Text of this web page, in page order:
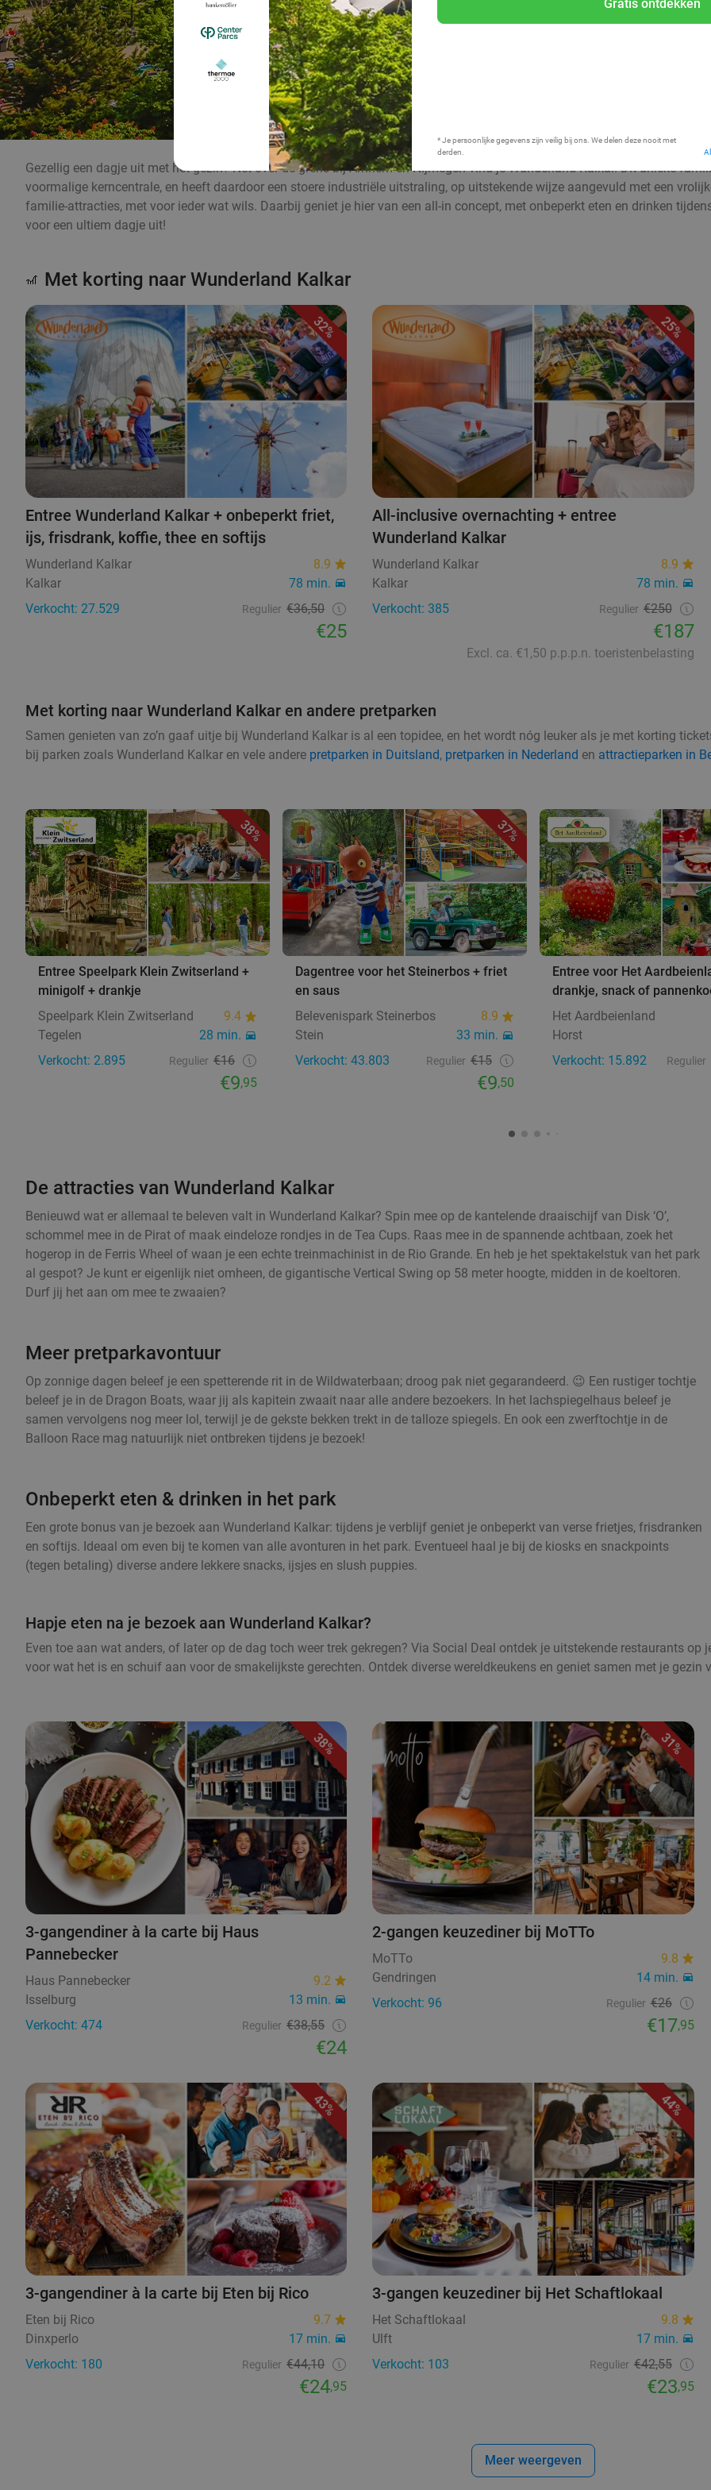
Gratis ontdekken
* Je persoonlijke gegevens zijn veilig bij ons. We delen deze nooit met
derden.
Gezellig een dagje uit met het gezin? Net over de grens bij Arnhem en Nijmegen vind je Wunderland Kalkar. Dit unieke
voormalige kerncentrale, en heeft daardoor een stoere industriële uitstraling, op uitstekende wijze aangevuld met een
familie-attracties, met voor ieder wat wils. Daarbij geniet je hier van een all-in concept, met onbeperkt eten en drinken
voor een ultiem dagje uit!
🎢 Met korting naar Wunderland Kalkar
32%
Entree Wunderland Kalkar + onbeperkt friet,
ijs, frisdrank, koffie, thee en softijs
Wunderland Kalkar
8.9
Kalkar
78 min.
Verkocht: 27.529
Regulier €36,50
€25
25%
All-inclusive overnachting + entree
Wunderland Kalkar
Wunderland Kalkar
8.9
Kalkar
78 min.
Verkocht: 385
Regulier €250
€187
Excl. ca. €1,50 p.p.p.n. toeristenbelasting
Met korting naar Wunderland Kalkar en andere pretparken
Samen genieten van zo’n gaaf uitje bij Wunderland Kalkar is al een topidee, en het wordt nóg leuker als je met korting
bij parken zoals Wunderland Kalkar en vele andere pretparken in Duitsland, pretparken in Nederland en attractieparken in
38%
Entree Speelpark Klein Zwitserland +
minigolf + drankje
Speelpark Klein Zwitserland
9.4
Tegelen
28 min.
Verkocht: 2.895
Regulier €16
€9,95
37%
Dagentree voor het Steinerbos + friet
en saus
Belevenispark Steinerbos
8.9
Stein
33 min.
Verkocht: 43.803
Regulier €15
€9,50
Entree voor Het
drankje, snack of
Het Aardbeienland
Horst
Verkocht: 15.892
Regulier
De attracties van Wunderland Kalkar
Benieuwd wat er allemaal te beleven valt in Wunderland Kalkar? Spin mee op de kantelende draaischijf van Disk ‘O’,
schommel mee in de Pirat of maak eindeloze rondjes in de Tea Cups. Raas mee in de spannende achtbaan, zoek het
hogerop in de Ferris Wheel of waan je een echte treinmachinist in de Rio Grande. En heb je het spektakelstuk van het park
al gespot? Je kunt er eigenlijk niet omheen, de gigantische Vertical Swing op 58 meter hoogte, midden in de koeltoren.
Durf jij het aan om mee te zwaaien?
Meer pretparkavontuur
Op zonnige dagen beleef je een spetterende rit in de Wildwaterbaan; droog pak niet gegarandeerd. 😉 Een rustiger tochtje
beleef je in de Dragon Boats, waar jij als kapitein zwaait naar alle andere bezoekers. In het lachspiegelhaus beleef je
samen vervolgens nog meer lol, terwijl je de gekste bekken trekt in de talloze spiegels. En ook een zwerftochtje in de
Balloon Race mag natuurlijk niet ontbreken tijdens je bezoek!
Onbeperkt eten & drinken in het park
Een grote bonus van je bezoek aan Wunderland Kalkar: tijdens je verblijf geniet je onbeperkt van verse frietjes, frisdranken
en softijs. Ideaal om even bij te komen van alle avonturen in het park. Eventueel haal je bij de kiosks en snackpoints
(tegen betaling) diverse andere lekkere snacks, ijsjes en slush puppies.
Hapje eten na je bezoek aan Wunderland Kalkar?
Even toe aan wat anders, of later op de dag toch weer trek gekregen? Via Social Deal ontdek je uitstekende restaurants op
voor wat het is en schuif aan voor de smakelijkste gerechten. Ontdek diverse wereldkeukens en geniet samen met je gezin
38%
3-gangendiner à la carte bij Haus
Pannebecker
Haus Pannebecker
9.2
Isselburg
13 min.
Verkocht: 474
Regulier €38,55
€24
31%
2-gangen keuzediner bij MoTTo
MoTTo
9.8
Gendringen
14 min.
Verkocht: 96
Regulier €26
€17,95
43%
3-gangendiner à la carte bij Eten bij Rico
Eten bij Rico
9.7
Dinxperlo
17 min.
Verkocht: 180
Regulier €44,10
€24,95
44%
3-gangen keuzediner bij Het Schaftlokaal
Het Schaftlokaal
9.8
Ulft
17 min.
Verkocht: 103
Regulier €42,55
€23,95
Meer weergeven